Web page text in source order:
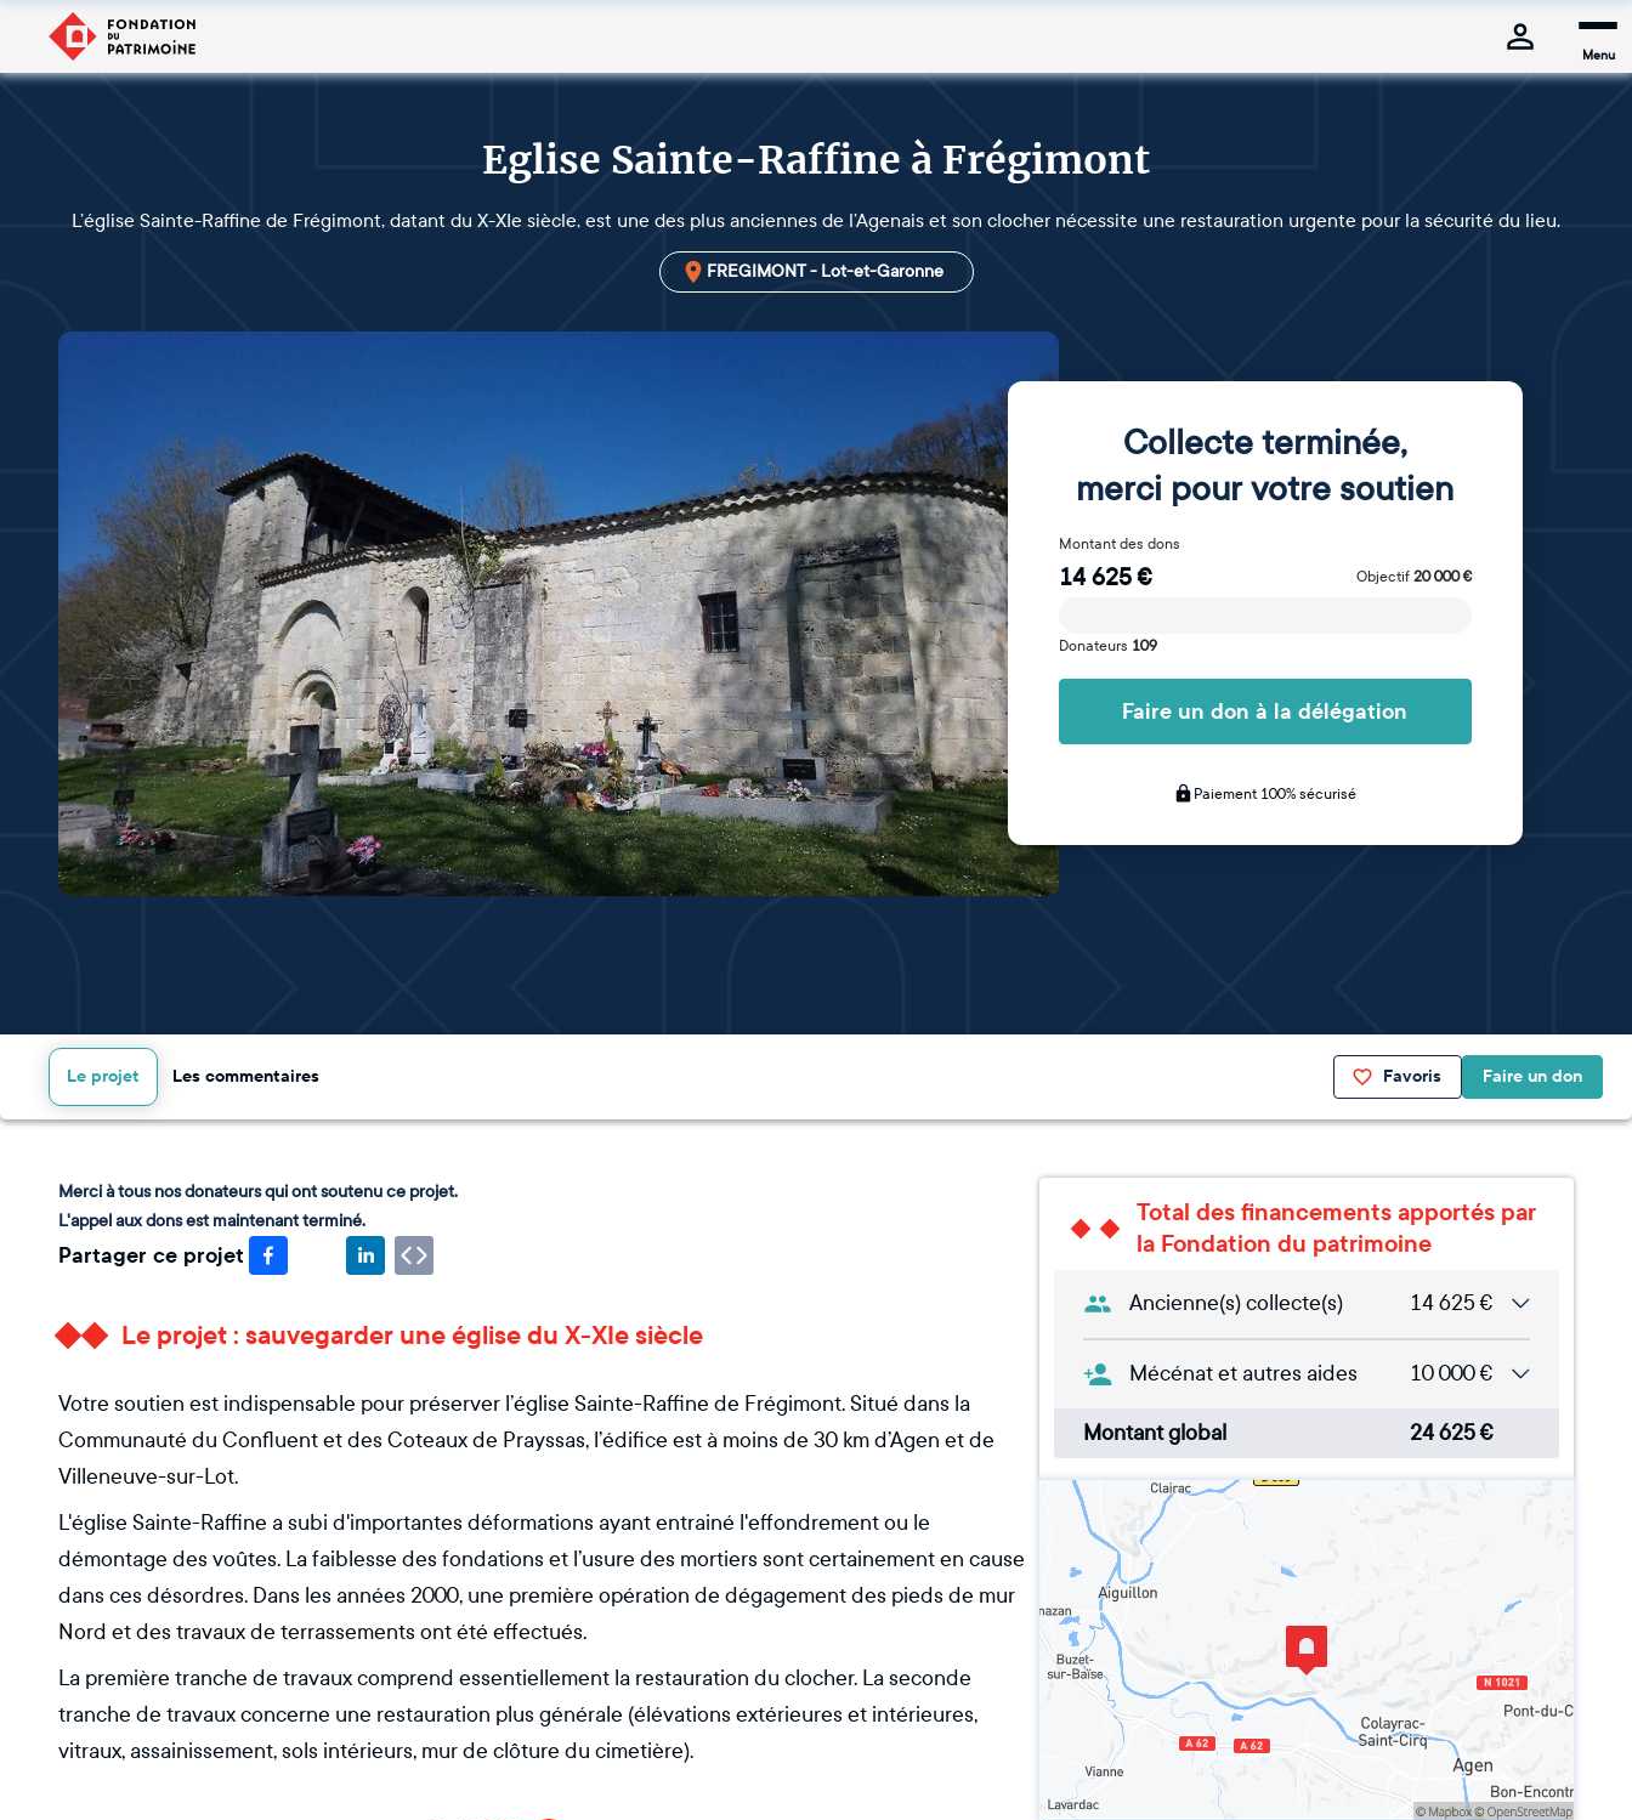
Menu
Eglise Sainte-Raffine à Frégimont
L’église Sainte-Raffine de Frégimont, datant du X-XIe siècle, est une des plus anciennes de l’Agenais et son clocher nécessite une restauration urgente pour la sécurité du lieu.
FREGIMONT - Lot-et-Garonne
Collecte terminée,
merci pour votre soutien
Montant des dons
14 625€ Objectif 20 000€
Donateurs 109
Faire un don à la délégation
Paiement 100% sécurisé
Favoris Faire un don
Le projet Les commentaires
Merci à tous nos donateurs qui ont soutenu ce projet.
L'appel aux dons est maintenant terminé.
Partager ce projet
Le projet : sauvegarder une église du X-XIe siècle
Votre soutien est indispensable pour préserver l’église Sainte-Raffine de Frégimont. Situé dans la
Communauté du Confluent et des Coteaux de Prayssas, l’édifice est à moins de 30 km d’Agen et de
Villeneuve-sur-Lot.
L'église Sainte-Raffine a subi d'importantes déformations ayant entrainé l'effondrement ou le
démontage des voûtes. La faiblesse des fondations et l’usure des mortiers sont certainement en cause
dans ces désordres. Dans les années 2000, une première opération de dégagement des pieds de mur
Nord et des travaux de terrassements ont été effectués.
La première tranche de travaux comprend essentiellement la restauration du clocher. La seconde
tranche de travaux concerne une restauration plus générale (élévations extérieures et intérieures,
vitraux, assainissement, sols intérieurs, mur de clôture du cimetière).
Total des financements apportés par
la Fondation du patrimoine
Ancienne(s) collecte(s) 14 625 €
Mécénat et autres aides 10 000€
Montant global 24 625€